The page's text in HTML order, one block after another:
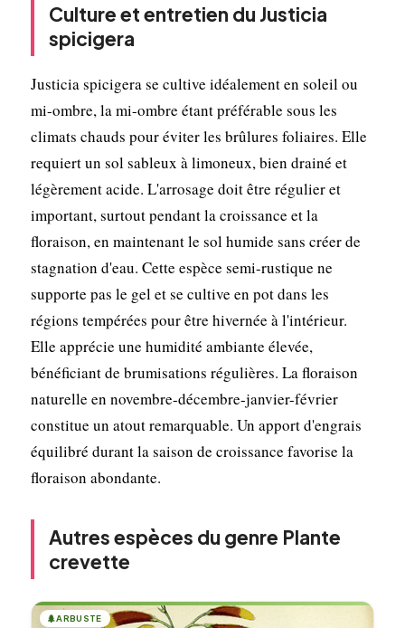
Culture et entretien du Justicia
spicigera
Justicia spicigera se cultive idéalement en soleil ou
mi-ombre, la mi-ombre étant préférable sous les
climats chauds pour éviter les brûlures foliaires. Elle
requiert un sol sableux à limoneux, bien drainé et
légèrement acide. L'arrosage doit être régulier et
important, surtout pendant la croissance et la
floraison, en maintenant le sol humide sans créer de
stagnation d'eau. Cette espèce semi-rustique ne
supporte pas le gel et se cultive en pot dans les
régions tempérées pour être hivernée à l'intérieur.
Elle apprécie une humidité ambiante élevée,
bénéficiant de brumisations régulières. La floraison
naturelle en novembre-décembre-janvier-février
constitue un atout remarquable. Un apport d'engrais
équilibré durant la saison de croissance favorise la
floraison abondante.
Autres espèces du genre Plante
crevette
🌲ARBUSTE